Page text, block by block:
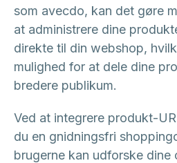
som avecdo, kan det gøre
at administrere dine
direkte til din webshop,
mulighed for at dele dine
bredere publikum.
Ved at integrere produkt-
du en gnidningsfri
brugerne kan udforske